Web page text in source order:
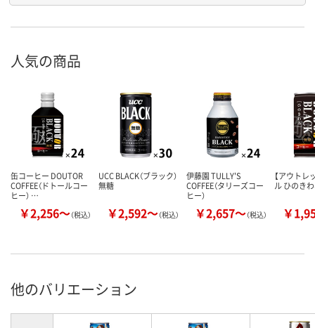
人気の商品
缶コーヒー DOUTOR
COFFEE（ドトールコー
ヒー） …
￥2,256～（税込）
UCC BLACK（ブラック）
無糖
￥2,592～（税込）
伊藤園 TULLY'S
COFFEE（タリーズコー
ヒー）
￥2,657～（税込）
【アウトレ
ル ひのき
￥
他のバリエーション